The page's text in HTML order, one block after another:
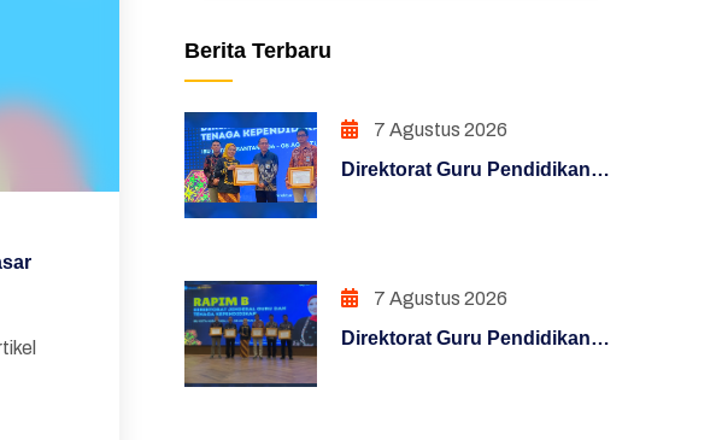
Pendidikan Dasar
Hasil Survei Siazik
Manajemen Perubahan
Penguatan Sistem Akuntabilitas
Kerja
PENATAAN TATALAKSANA
Berita Terbaru
7 Agustus 2026
Direktorat Guru Pendidikan
Mengajar"
7 Agustus 2026
Direktorat Guru Pendidikan